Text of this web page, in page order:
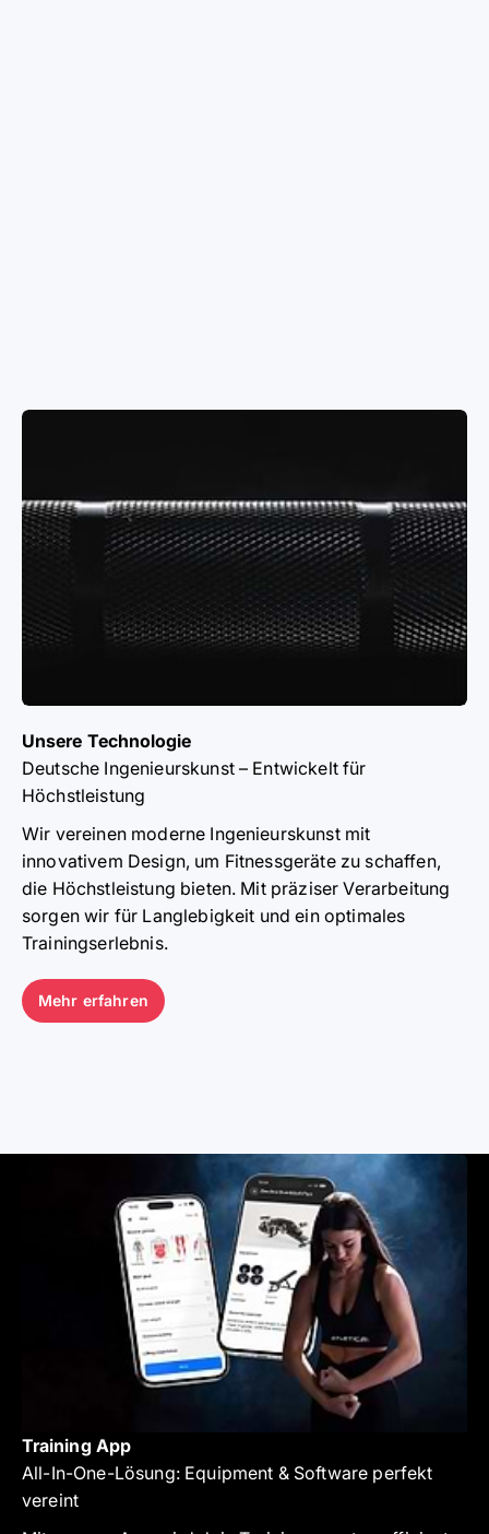
Unsere Technologie
Deutsche Ingenieurskunst – Entwickelt für
Höchstleistung
Wir vereinen moderne Ingenieurskunst mit
innovativem Design, um Fitnessgeräte zu schaffen,
die Höchstleistung bieten. Mit präziser Verarbeitung
sorgen wir für Langlebigkeit und ein optimales
Trainingserlebnis.
Mehr erfahren
DIE ATLETICA
ATHLETEN
Vom Profi bis zum Fitness-Enthusiasten - unsere
Gemeinsam bewegen wir eine Nation.
Training App
All-In-One-Lösung: Equipment & Software perfekt
vereint